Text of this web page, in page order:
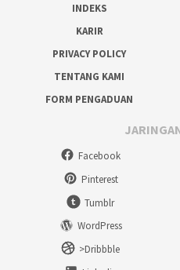
INDEKS
KARIR
PRIVACY POLICY
TENTANG KAMI
FORM PENGADUAN
Facebook
Pinterest
Tumblr
WordPress
>Dribbble